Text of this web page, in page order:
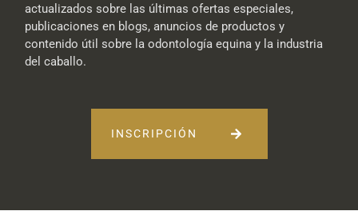
actualizados sobre las últimas ofertas especiales,
publicaciones en blogs, anuncios de productos y
contenido útil sobre la odontología equina y la industria
del caballo.
INSCRIPCIÓN